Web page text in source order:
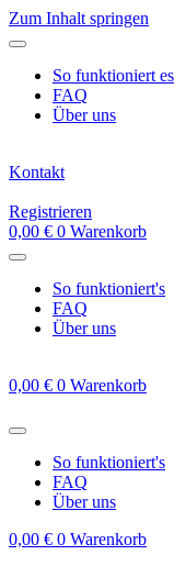
Zum Inhalt springen
So funktioniert es
FAQ
Über uns
Kontakt
Registrieren
0,00 € 0 Warenkorb
So funktioniert's
FAQ
Über uns
0,00 € 0 Warenkorb
So funktioniert's
FAQ
Über uns
0,00 € 0 Warenkorb